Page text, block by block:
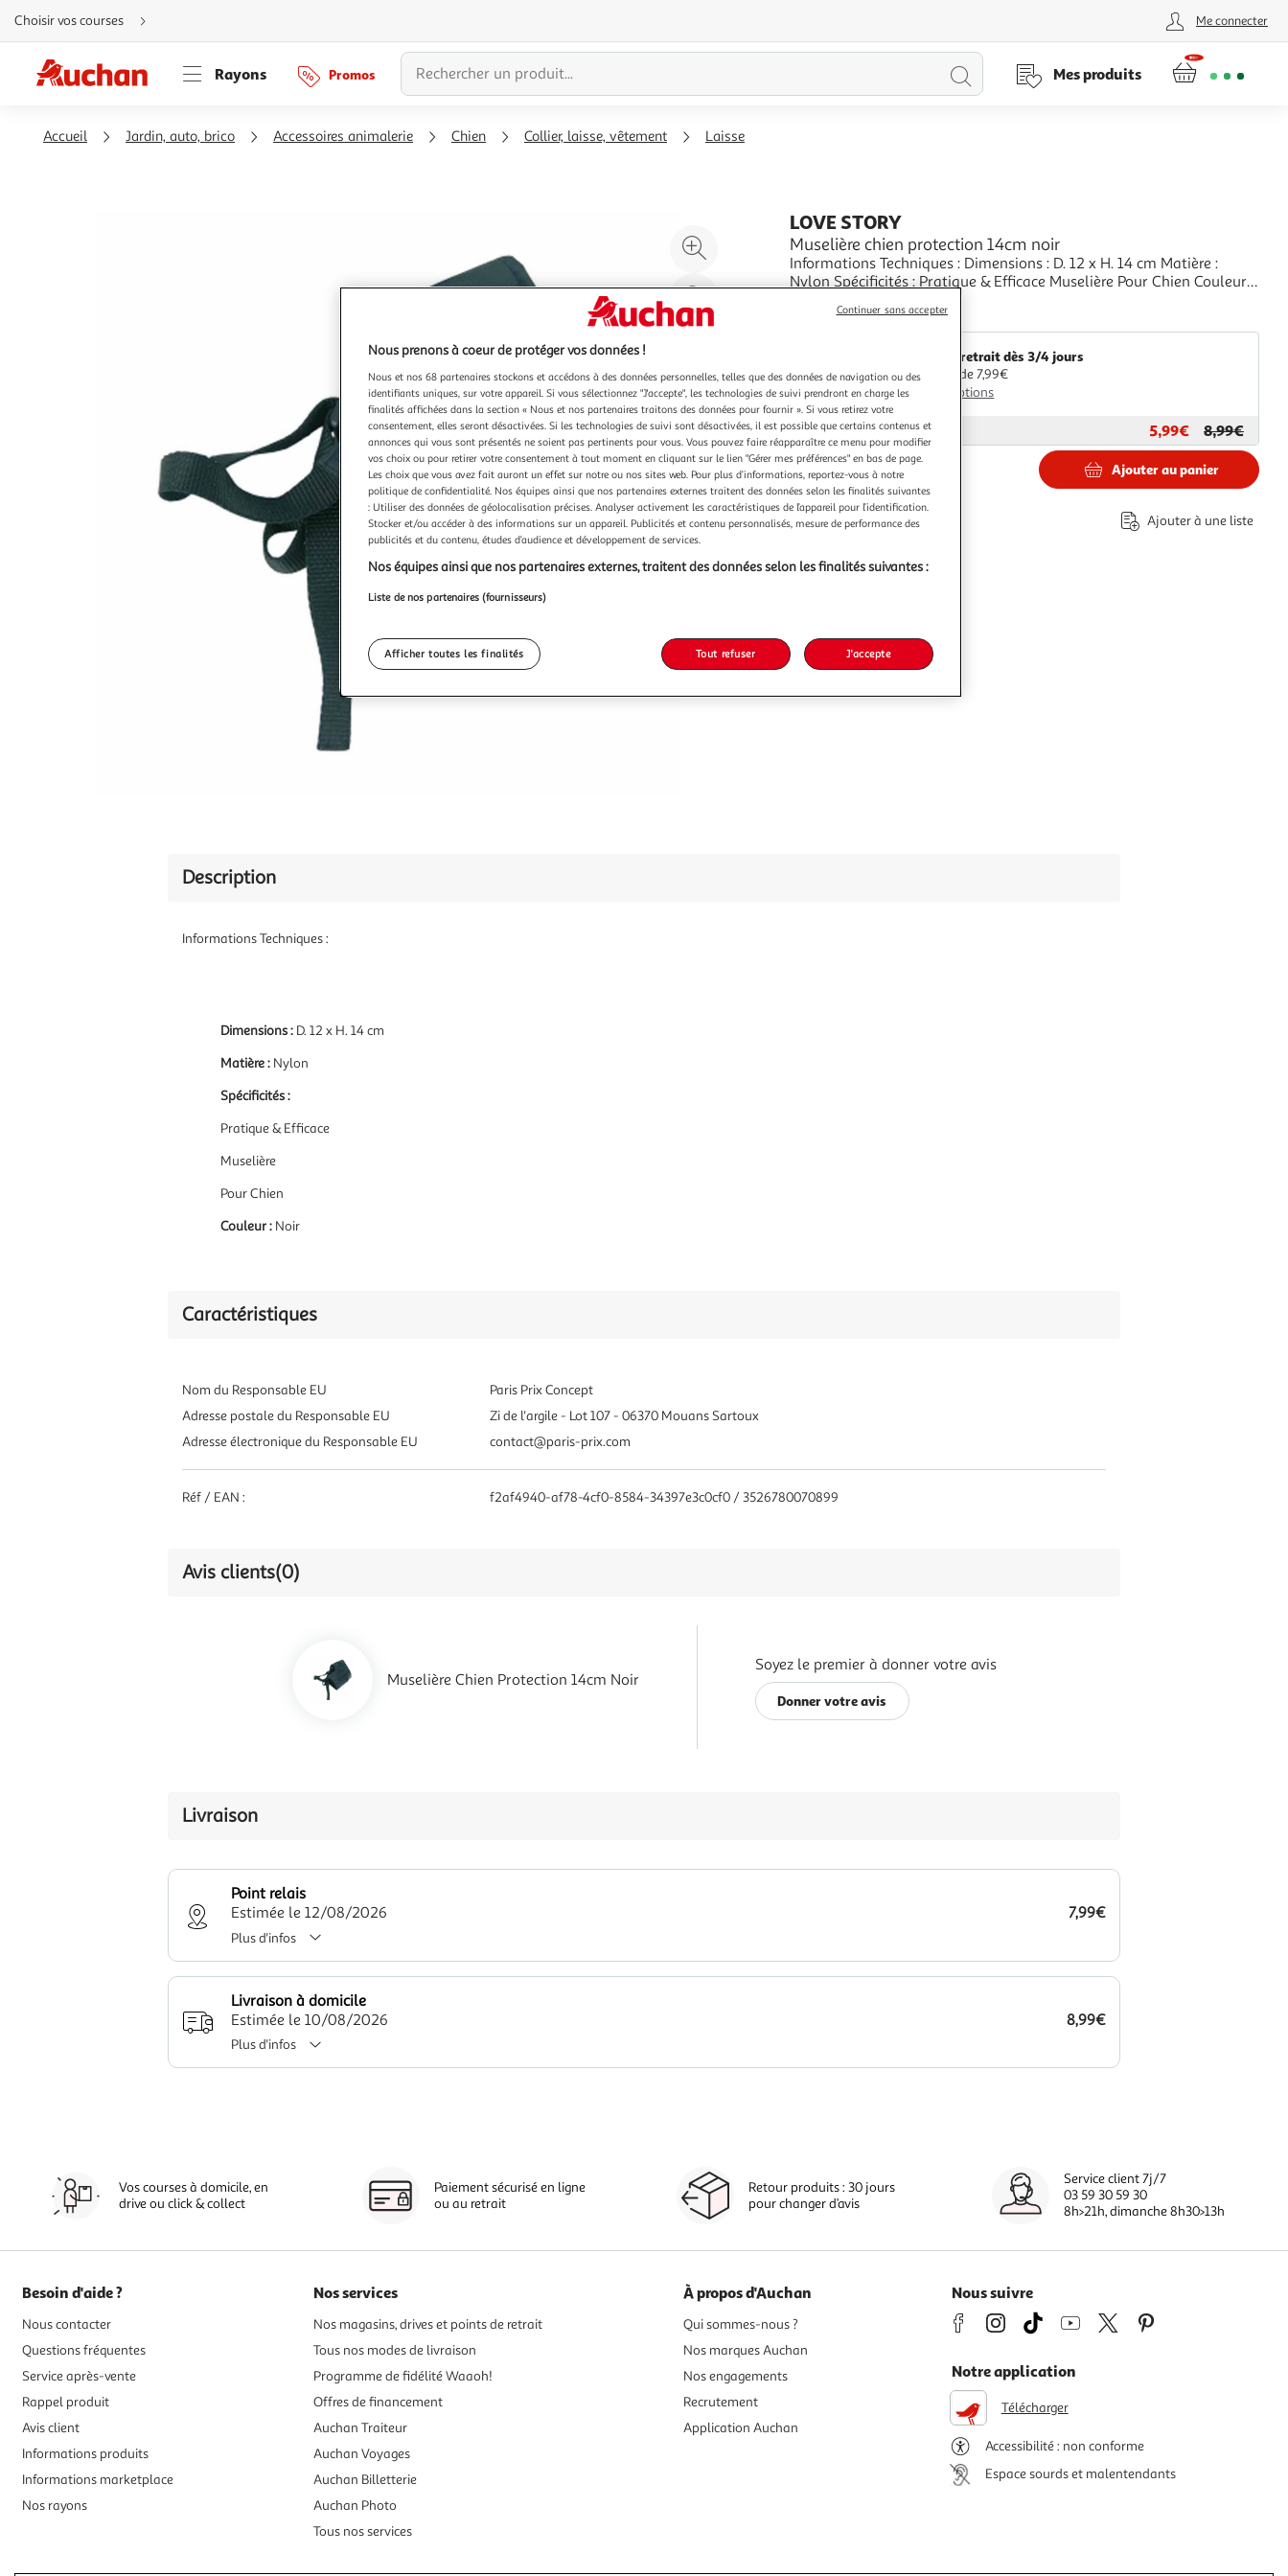
Aller
directement
au
Aller
directement
à
Aller
directement
Choisir vos courses Me connecter
Rayons Promos
Lancer
Mes produits
Accueil Jardin, auto, brico Accessoires animalerie Chien Collier, laisse, vêtement Laisse
Agrandir
l'illustration
à
200%
Réduire
l'illustration
100
%
le
produit
LOVE STORY
Muselière chien protection 14cm noir
Informations Techniques : Dimensions : D. 12 x H. 14 cm Matière :
Nylon Spécificités : Pratique & Efficace Muselière Pour Chien Couleur :
En savoir +
Vendu parParis Prix
Livr. ou retrait dès 3/4 jours
A partir de 7,99€
Plus d'options
Vendu parParis Prix 5,99€
8,99€
-33 %
8,99€
5,99€
Ajouter au panier
Ajouter à une liste
Description
Informations Techniques :
Dimensions : D. 12 x H. 14 cm
Matière : Nylon
Spécificités :
Pratique & Efficace
Muselière
Pour Chien
Couleur : Noir
Caractéristiques
Nom du Responsable EU
Paris Prix Concept
Adresse postale du Responsable EU
Zi de l'argile - Lot 107 - 06370 Mouans Sartoux
Adresse électronique du Responsable EU
contact@paris-prix.com
Réf / EAN : f2af4940-af78-4cf0-8584-34397e3c0cf0 / 3526780070899
Avis clients(0)
Muselière Chien Protection 14cm Noir
Soyez le premier à donner votre avis
Donner votre avis
Livraison
Point relais
Estimée le 12/08/2026
7,99€
Plus d'infos
Livraison à domicile
Estimée le 10/08/2026
8,99€
Plus d'infos
Vos courses à domicile, en
drive ou click & collect
Paiement sécurisé en ligne
ou au retrait
Retour produits : 30 jours
pour changer d’avis
Service client 7j/7
03 59 30 59 30
8h>21h, dimanche 8h30>13h
Besoin d'aide ?
Nous contacter
Questions fréquentes
Service après-vente
Rappel produit
Avis client
Informations produits
Informations marketplace
Nos rayons
Nos services
Nos magasins, drives et points de retrait
Tous nos modes de livraison
Programme de fidélité Waaoh!
Offres de financement
Auchan Traiteur
Auchan Voyages
Auchan Billetterie
Auchan Photo
Tous nos services
À propos d'Auchan
Qui sommes-nous ?
Nos marques Auchan
Nos engagements
Recrutement
Application Auchan
Nous suivre
Notre application
Télécharger
Accessibilité : non conforme
Espace sourds et malentendants
Nous prenons à coeur de protéger vos données !
Nous et nos 68 partenaires stockons et accédons à des données personnelles, telles que des données de navigation ou des
identifiants uniques, sur votre appareil. Si vous sélectionnez "J'accepte", les technologies de suivi prendront en charge les
finalités affichées dans la section « Nous et nos partenaires traitons des données pour fournir ». Si vous retirez votre
consentement, elles seront désactivées. Si les technologies de suivi sont désactivées, il est possible que certains contenus et
annonces qui vous sont présentés ne soient pas pertinents pour vous. Vous pouvez faire réapparaître ce menu pour modifier
vos choix ou pour retirer votre consentement à tout moment en cliquant sur le lien "Gérer mes préférences" en bas de page.
Les choix que vous avez fait auront un effet sur notre ou nos sites web. Pour plus d’informations, reportez-vous à notre
politique de confidentialité. Nos équipes ainsi que nos partenaires externes traitent des données selon les finalités suivantes
: Utiliser des données de géolocalisation précises. Analyser activement les caractéristiques de l’appareil pour l’identification.
Stocker et/ou accéder à des informations sur un appareil. Publicités et contenu personnalisés, mesure de performance des
publicités et du contenu, études d’audience et développement de services.
Nos équipes ainsi que nos partenaires externes, traitent des données selon les finalités suivantes :
Liste de nos partenaires (fournisseurs)
Afficher toutes les finalités Tout refuser J'accepte
Continuer sans accepter